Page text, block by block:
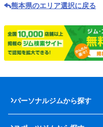
熊本県のエリア選択に戻る
パーソナルジムから探す